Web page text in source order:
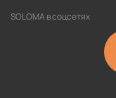
SOLOMA в соцсетях